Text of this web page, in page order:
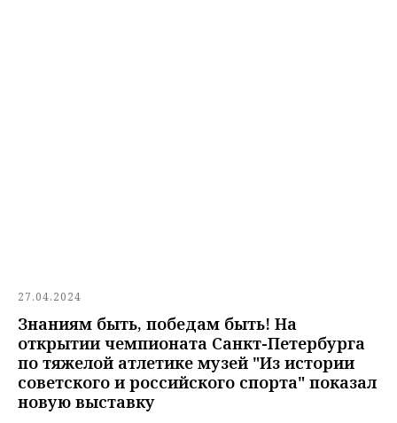
27.04.2024
Знаниям быть, победам быть! На
открытии чемпионата Санкт-Петербурга
по тяжелой атлетике музей "Из истории
советского и российского спорта" показал
новую выставку